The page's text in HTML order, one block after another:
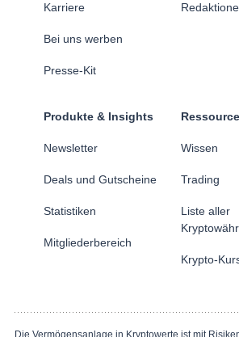
Karriere
Bei uns werben
Presse-Kit
Produkte & Insights
Newsletter
Deals und Gutscheine
Statistiken
Mitgliederbereich
Wissen
Trading
Liste aller
Krypto-
Die Vermögensanlage in Kryptowerte ist mit